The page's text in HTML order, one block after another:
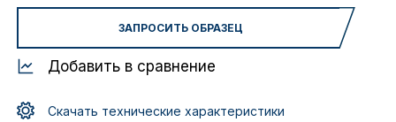
ЗАПРОСИТЬ ОБРАЗЕЦ
Добавить в сравнение
Скачать технические характеристики